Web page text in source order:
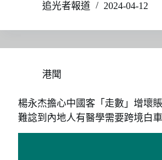
追光者報道
2024-04-12
港聞
楊永杰擔心中國客「走數」增壞
難諗到內地人有醫學需要跨境白